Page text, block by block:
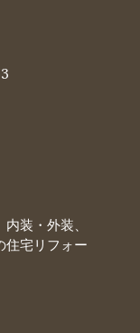
装・外装、
住宅リフォー